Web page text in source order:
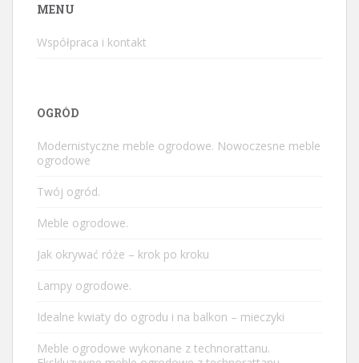
MENU
Współpraca i kontakt
OGRÓD
Modernistyczne meble ogrodowe. Nowoczesne meble
ogrodowe
Twój ogród.
Meble ogrodowe.
Jak okrywać róże – krok po kroku
Lampy ogrodowe.
Idealne kwiaty do ogrodu i na balkon – mieczyki
Meble ogrodowe wykonane z technorattanu.